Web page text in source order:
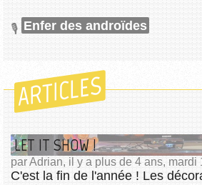
Enfer des androïdes
ARTICLES
LET IT SHOW !
par Adrian, il y a plus de 4 ans, mardi
C'est la fin de l'année ! Les